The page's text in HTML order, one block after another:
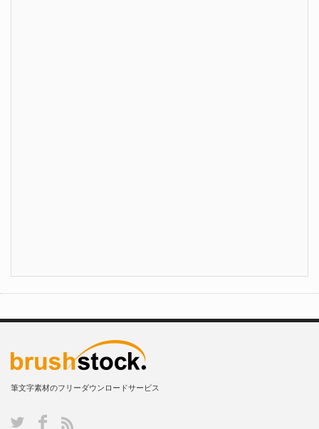
筆文字素材のフリーダウンロードサービス